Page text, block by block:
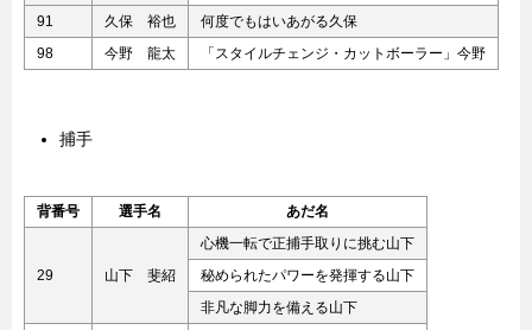
91
久保 裕也
何度でもはいあがる久保
98
今野 龍太 「スタイルチェンジ・カットボーラー」今野
捕手
背番号 選手名 あだ名
29 山下 斐紹
心機一転で正捕手取りに挑む山下
秘められたパワーを発揮する山下
非凡な脚力を備える山下